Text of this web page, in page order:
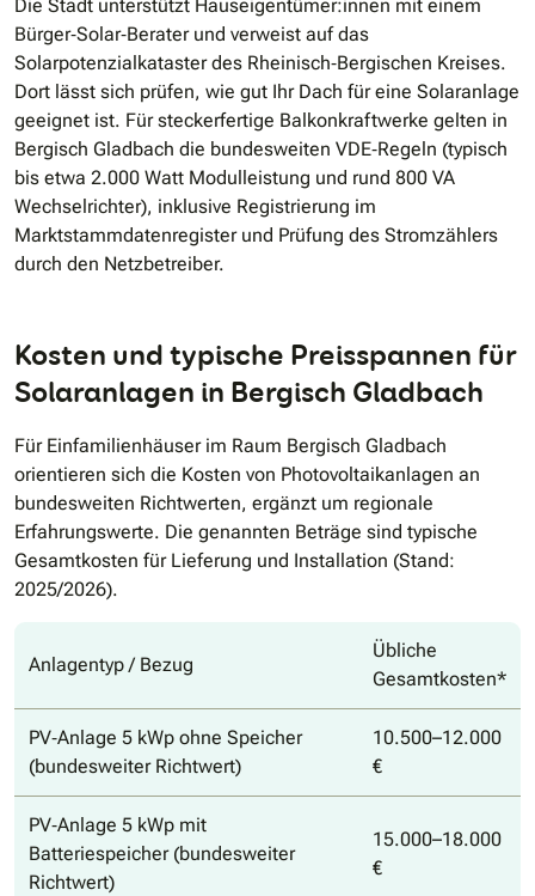
Die Stadt unterstützt Hauseigentümer:innen mit einem
Bürger‐Solar‐Berater und verweist auf das
Solarpotenzialkataster des Rheinisch‐Bergischen Kreises.
Dort lässt sich prüfen, wie gut Ihr Dach für eine Solaranlage
geeignet ist. Für steckerfertige Balkonkraftwerke gelten in
Bergisch Gladbach die bundesweiten VDE‐Regeln (typisch
bis etwa 2.000 Watt Modulleistung und rund 800 VA
Wechselrichter), inklusive Registrierung im
Marktstammdatenregister und Prüfung des Stromzählers
durch den Netzbetreiber.
Kosten und typische Preisspannen für
Solaranlagen in Bergisch Gladbach
Für Einfamilienhäuser im Raum Bergisch Gladbach
orientieren sich die Kosten von Photovoltaikanlagen an
bundesweiten Richtwerten, ergänzt um regionale
Erfahrungswerte. Die genannten Beträge sind typische
Gesamtkosten für Lieferung und Installation (Stand:
2025/2026).
Anlagentyp / Bezug
Übliche
Gesamtkosten*
PV‐Anlage 5 kWp ohne Speicher
(bundesweiter Richtwert)
10.500–12.000
€
PV‐Anlage 5 kWp mit
Batteriespeicher (bundesweiter
Richtwert)
15.000–18.000
€